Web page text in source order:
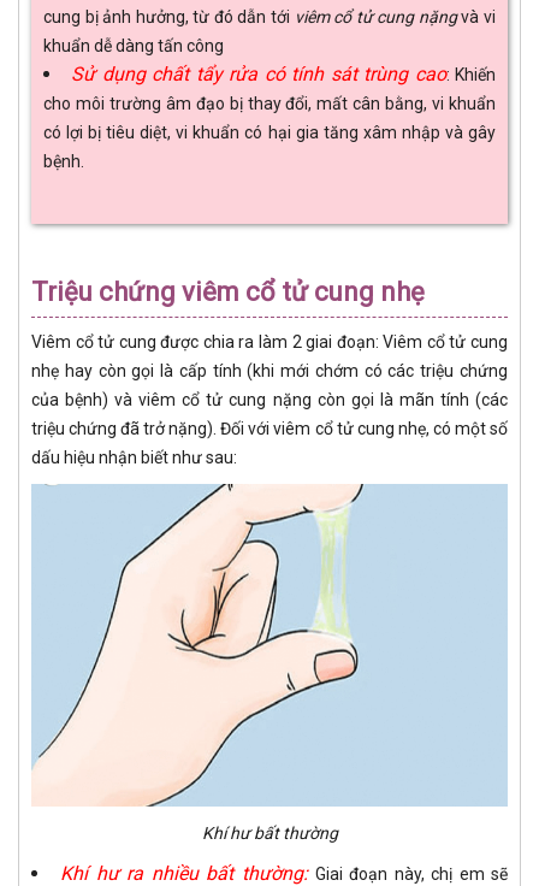
cung bị ảnh hưởng, từ đó dẫn tới viêm cổ tử cung nặngvà vi
khuẩn dễ dàng tấn công
Sử dụng chất tẩy rửa có tính sát trùng cao: Khiến
cho môi trường âm đạo bị thay đổi, mất cân bằng, vi khuẩn
có lợi bị tiêu diệt, vi khuẩn có hại gia tăng xâm nhập và gây
bệnh.
Triệu chứng viêm cổ tử cung nhẹ
Viêm cổ tử cung được chia ra làm 2 giai đoạn: Viêm cổ tử cung
nhẹ hay còn gọi là cấp tính (khi mới chớm có các triệu chứng
của bệnh) và viêm cổ tử cung nặng còn gọi là mãn tính (các
triệu chứng đã trở nặng). Đối với viêm cổ tử cung nhẹ, có một số
dấu hiệu nhận biết như sau:
Khí hư bất thường
Khí hư ra nhiều bất thường: Giai đoạn này, chị em sẽ